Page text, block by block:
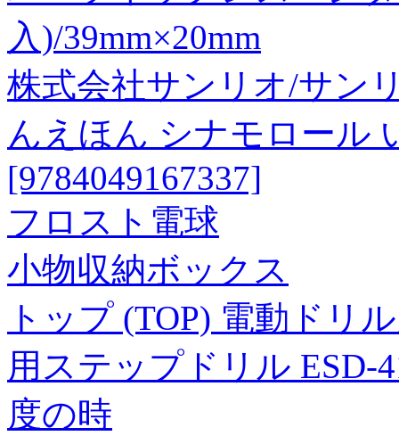
入)/39mm×20mm
株式会社サンリオ/サン
んえほん シナモロール
[9784049167337]
フロスト電球
小物収納ボックス
トップ (TOP) 電動ドリ
用ステップドリル ESD-
度の時